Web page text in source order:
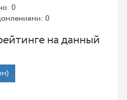
0
0
на данный